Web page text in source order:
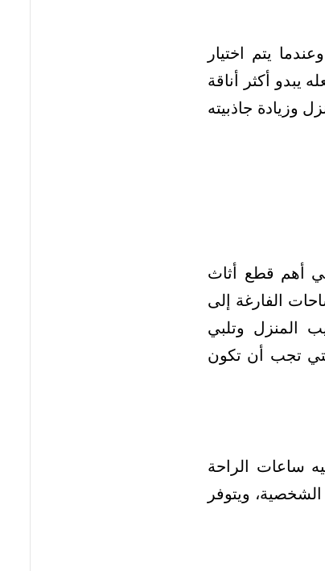
يتم اختيار
يبدو أكثر أناقة
وزيادة جاذبيته
هي أهم قطع أثاث
الفارغة إلى
المنزل وتلبي
تجب أن تكون
ساعات الراحة
ويتوفر